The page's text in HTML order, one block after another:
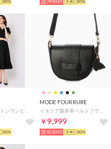
30% 79%OFF 30%
30%
MODE FOURRURE
￥9,999
83%OFF 30%